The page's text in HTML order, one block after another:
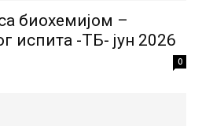
биохемијом –
испита -ТБ- јун 2026
0